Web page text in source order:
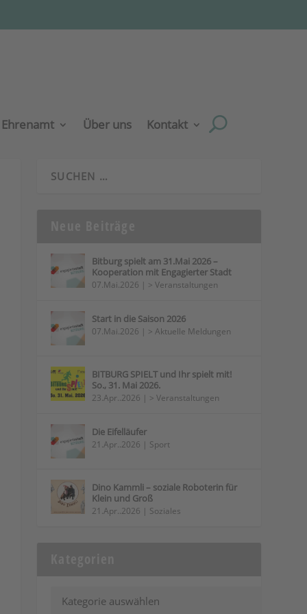
Ehrenamt Über uns Kontakt
Bitburg spielt am 31.Mai 2026 –
Kooperation mit Engagierter Stadt
07.Mai.2026 | > Veranstaltungen
Start in die Saison 2026
07.Mai.2026 | > Aktuelle Meldungen
BITBURG SPIELT und Ihr spielt mit!
So., 31. Mai 2026.
23.Apr..2026 | > Veranstaltungen
Die Eifelläufer
21.Apr..2026 | Sport
Dino Kammli – soziale Roboterin für
Klein und Groß
21.Apr..2026 | Soziales